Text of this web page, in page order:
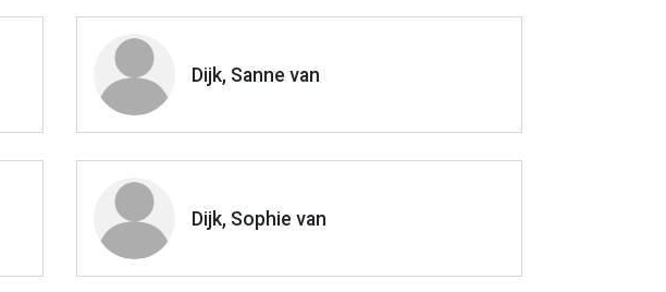
Dijk, Sanne van
Dijk, Sophie van